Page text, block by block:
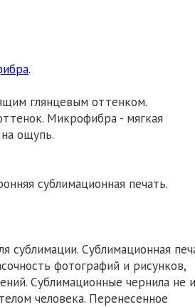
.
глянцевым оттенком.
Микрофибра - мягкая
ощупь.
сублимационная печать.
сублимации. Сублимационная
фотографий и рисунков,
Сублимационные чернила не
человека. Перенесенное